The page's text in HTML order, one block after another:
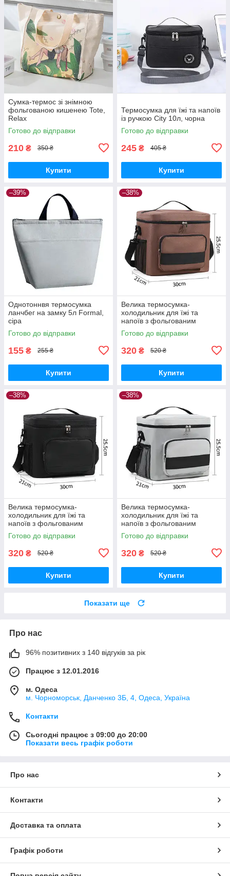
Сумка-термос зі знімною
фольгованою кишенею Tote,
Relax
Готово до відправки
210 ₴ 350 ₴
Купити
Термосумка для їжі та напоїв
із ручкою City 10л, чорна
Готово до відправки
245 ₴ 405 ₴
Купити
–39%
Однотоннвя термосумка
ланчбег на замку 5л Formal,
сіра
Готово до відправки
155 ₴ 255 ₴
Купити
–38%
Велика термосумка-
холодильник для їжі та
напоїв з фольгованим
покриттям TermoLine 16л,
коричнева
Готово до відправки
320 ₴ 520 ₴
Купити
–38%
Велика термосумка-
холодильник для їжі та
напоїв з фольгованим
покриттям TermoLine 16л,
чорна
Готово до відправки
320 ₴ 520 ₴
Купити
–38%
Велика термосумка-
холодильник для їжі та
напоїв з фольгованим
покриттям TermoLine 16л,
сіра
Готово до відправки
320 ₴ 520 ₴
Купити
Показати ще
Про нас
96% позитивних з 140 відгуків за рік
Працює з 12.01.2016
м. Одеса
м. Чорноморськ, Данченко 3Б, 4, Одеса, Україна
Контакти
Сьогодні працює з 09:00 до 20:00
Показати весь графік роботи
Про нас
Контакти
Доставка та оплата
Графік роботи